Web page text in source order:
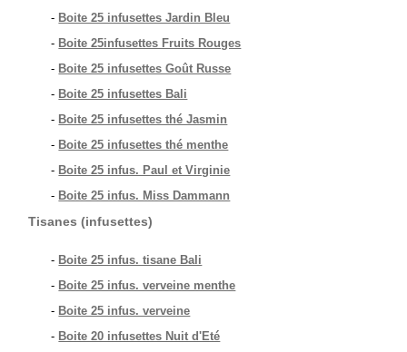
- Boite 25 infusettes Jardin Bleu
- Boite 25infusettes Fruits Rouges
- Boite 25 infusettes Goût Russe
- Boite 25 infusettes Bali
- Boite 25 infusettes thé Jasmin
- Boite 25 infusettes thé menthe
- Boite 25 infus. Paul et Virginie
- Boite 25 infus. Miss Dammann
Tisanes (infusettes)
- Boite 25 infus. tisane Bali
- Boite 25 infus. verveine menthe
- Boite 25 infus. verveine
- Boite 20 infusettes Nuit d'Eté